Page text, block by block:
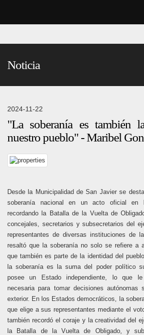
Noticia
2024-11-22
"La soberanía es también
nuestro pueblo" - Maribel
Desde la Municipalidad de San Javier se
soberanía nacional en un acto oficial en
recordando la Batalla de la Vuelta de
concejales, secretarios y subsecretarios del
representantes de diversas instituciones de
resaltó que la soberanía no solo se refiere a
que también es parte de la identidad del
la soberanía es la suma del poder político
posee un Estado independiente, lo que
necesaria para tomar decisiones autónomas
exterior. En los Estados democráticos, la
que elige a sus representantes mediante el
también recordó el coraje y la creatividad del
la Batalla de la Vuelta de Obligado, y